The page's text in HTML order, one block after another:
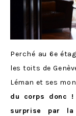
Perché au 6e
les toits de
Léman et ses
du corps donc !
surprise par